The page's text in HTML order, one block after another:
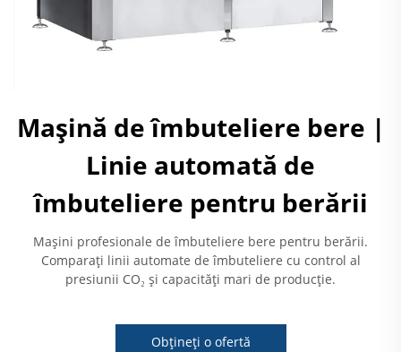
Mașină de îmbuteliere bere |
Linie automată de
îmbuteliere pentru berării
Mașini profesionale de îmbuteliere bere pentru berării.
Comparați linii automate de îmbuteliere cu control al
presiunii CO₂ și capacități mari de producție.
Obțineți o ofertă